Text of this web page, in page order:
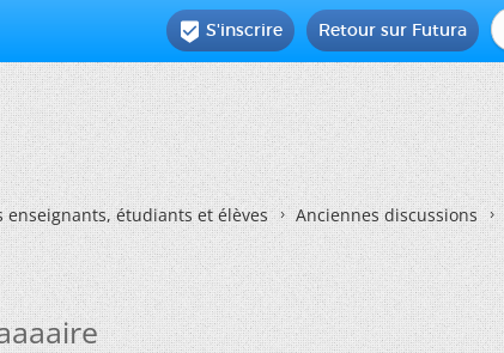
Retour sur Futura
 S'inscrire
enseignants, étudiants et élèves Anciennes discussions